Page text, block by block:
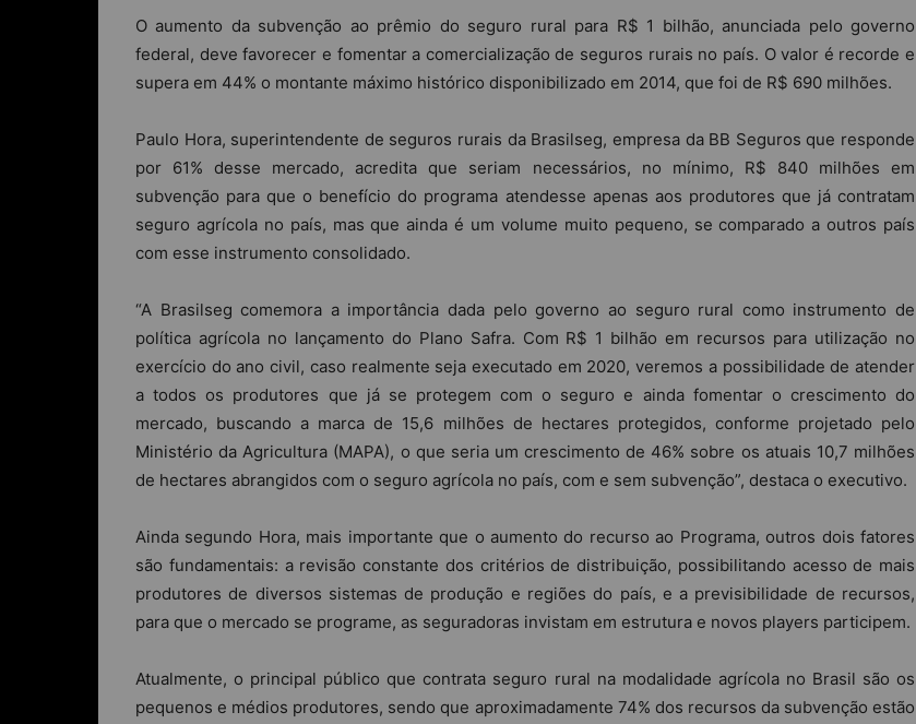
O aumento da subvenção ao prêmio do seguro rural para R$ 1 bilhão, anunciada pelo governo
federal, deve favorecer e fomentar a comercialização de seguros rurais no país. O valor é recorde e
supera em 44% o montante máximo histórico disponibilizado em 2014, que foi de R$ 690 milhões.
Paulo Hora, superintendente de seguros rurais da Brasilseg, empresa da BB Seguros que responde
por 61% desse mercado, acredita que seriam necessários, no mínimo, R$ 840 milhões em
subvenção para que o benefício do programa atendesse apenas aos produtores que já contratam
seguro agrícola no país, mas que ainda é um volume muito pequeno, se comparado a outros país
com esse instrumento consolidado.
“A Brasilseg comemora a importância dada pelo governo ao seguro rural como instrumento de
política agrícola no lançamento do Plano Safra. Com R$ 1 bilhão em recursos para utilização no
exercício do ano civil, caso realmente seja executado em 2020, veremos a possibilidade de atender
a todos os produtores que já se protegem com o seguro e ainda fomentar o crescimento do
mercado, buscando a marca de 15,6 milhões de hectares protegidos, conforme projetado pelo
Ministério da Agricultura (MAPA), o que seria um crescimento de 46% sobre os atuais 10,7 milhões
de hectares abrangidos com o seguro agrícola no país, com e sem subvenção”, destaca o executivo.
Ainda segundo Hora, mais importante que o aumento do recurso ao Programa, outros dois fatores
são fundamentais: a revisão constante dos critérios de distribuição, possibilitando acesso de mais
produtores de diversos sistemas de produção e regiões do país, e a previsibilidade de recursos,
para que o mercado se programe, as seguradoras invistam em estrutura e novos players participem.
Atualmente, o principal público que contrata seguro rural na modalidade agrícola no Brasil são os
pequenos e médios produtores, sendo que aproximadamente 74% dos recursos da subvenção estão